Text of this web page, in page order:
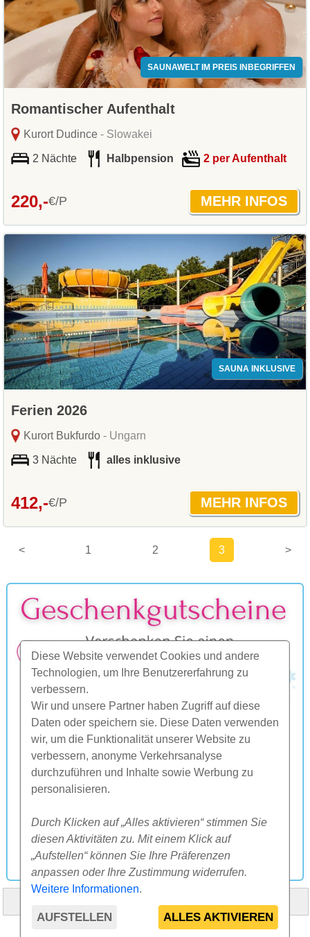
Diese Website verwendet Cookies und andere
Technologien, um Ihre Benutzererfahrung zu
verbessern.
Wir und unsere Partner haben Zugriff auf diese
Daten oder speichern sie. Diese Daten verwenden
wir, um die Funktionalität unserer Website zu
verbessern, anonyme Verkehrsanalyse
durchzuführen und Inhalte sowie Werbung zu
personalisieren.
Durch Klicken auf „Alles aktivieren“ stimmen Sie
diesen Aktivitäten zu. Mit einem Klick auf
„Aufstellen“ können Sie Ihre Präferenzen
anpassen oder Ihre Zustimmung widerrufen.
Weitere Informationen.
AUFSTELLEN ALLES AKTIVIEREN
SAUNAWELT IM PREIS INBEGRIFFEN
Romantischer Aufenthalt
Kurort Dudince- Slowakei
2 Nächte Halbpension 2 per Aufenthalt
220,-€/P
SAUNA INKLUSIVE
Ferien 2026
Kurort Bukfurdo- Ungarn
3 Nächte alles inklusive
412,-€/P
< 1 2 3 >
© 2000-2026 CK SUNFLOWERS agency, s.r.o.